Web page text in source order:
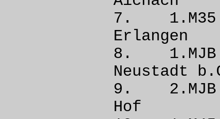
7.
8.
9.